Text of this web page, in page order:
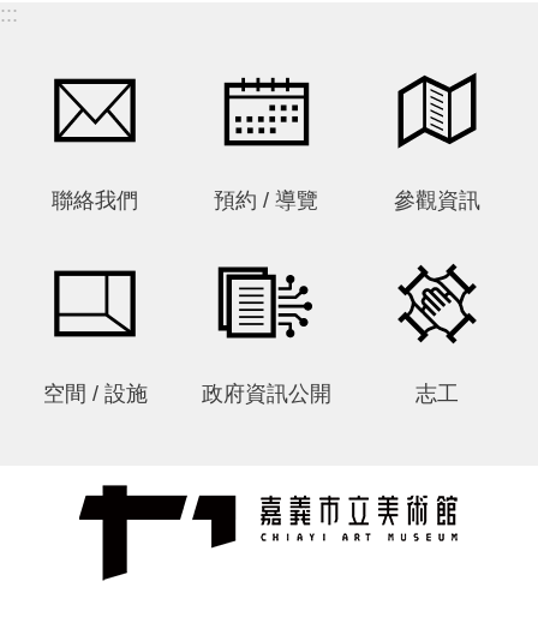
聯絡我們 預約 / 導覽 參觀資訊
空間 / 設施 政府資訊公開 志工
:::